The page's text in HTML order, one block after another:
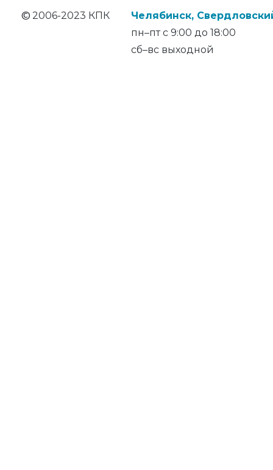
© 2006-2023 КПК
Челябинск,
пн–пт с 9:00 до 18:00
сб–вс выходной